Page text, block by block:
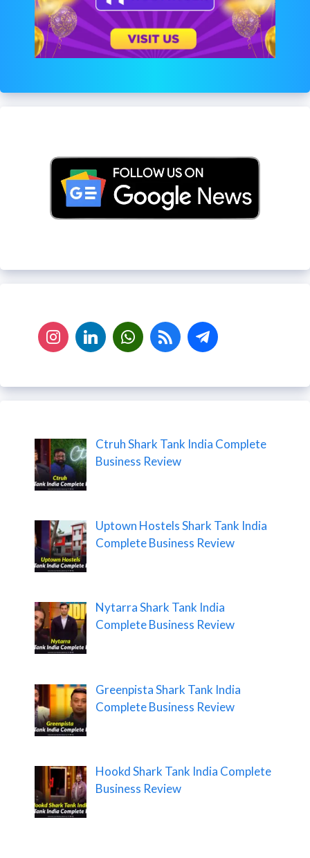
Ctruh Shark Tank India Complete
Business Review
Uptown Hostels Shark Tank India
Complete Business Review
Nytarra Shark Tank India
Complete Business Review
Greenpista Shark Tank India
Complete Business Review
Hookd Shark Tank India Complete
Business Review